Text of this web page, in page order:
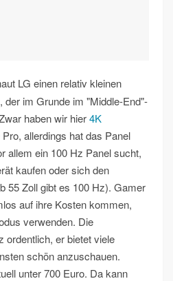
LG einen relativ kleinen
der im Grunde im "Middle-End"-
haben wir hier4K
allerdings hat das Panel
allem ein 100 Hz Panel sucht,
kaufen oder sich den
55 Zoll gibt es 100 Hz). Gamer
auf ihre Kosten kommen,
verwenden. Die
ordentlich, er bietet viele
schön anzuschauen.
unter 700 Euro. Da kann